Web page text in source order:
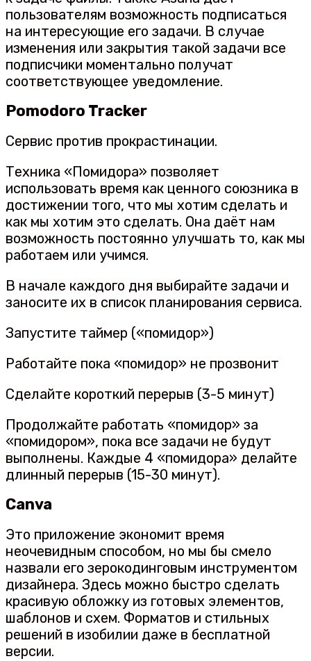
пользователям возможность подписаться
на интересующие его задачи. В случае
изменения или закрытия такой задачи все
подписчики моментально получат
соответствующее уведомление.
Pomodoro Tracker
Сервис против прокрастинации.
Техника «Помидора» позволяет
использовать время как ценного союзника в
достижении того, что мы хотим сделать и
как мы хотим это сделать. Она даёт нам
возможность постоянно улучшать то, как мы
работаем или учимся.
В начале каждого дня выбирайте задачи и
заносите их в список планирования сервиса.
Запустите таймер («помидор»)
Работайте пока «помидор» не прозвонит
Сделайте короткий перерыв (3-5 минут)
Продолжайте работать «помидор» за
«помидором», пока все задачи не будут
выполнены. Каждые 4 «помидора» делайте
длинный перерыв (15-30 минут).
Canva
Это приложение экономит время
неочевидным способом, но мы бы смело
назвали его зерокодинговым инструментом
дизайнера. Здесь можно быстро сделать
красивую обложку из готовых элементов,
шаблонов и схем. Форматов и стильных
решений в изобилии даже в бесплатной
версии.